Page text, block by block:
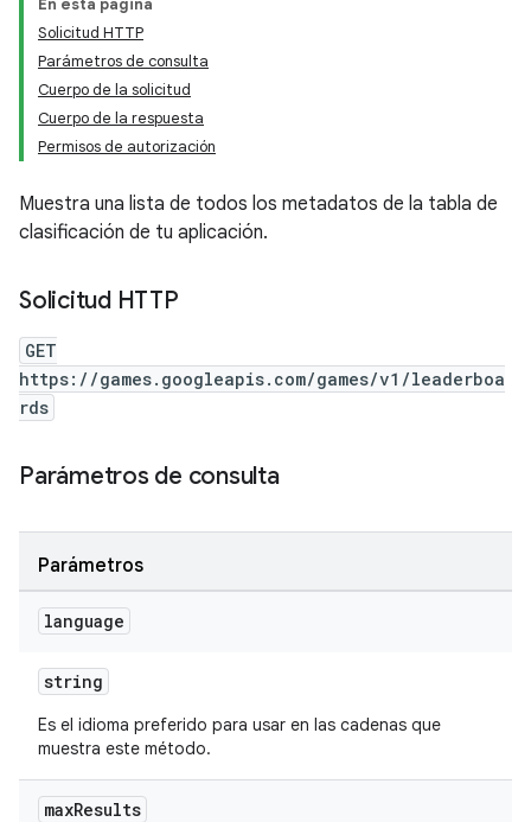
En esta página
Solicitud HTTP
Parámetros de consulta
Cuerpo de la solicitud
Cuerpo de la respuesta
Permisos de autorización
Muestra una lista de todos los metadatos de la tabla de
clasificación de tu aplicación.
Solicitud HTTP
GET
https://games.googleapis.com/games/v1/leaderboa
rds
Parámetros de consulta
Parámetros
language
string
Es el idioma preferido para usar en las cadenas que
muestra este método.
maxResults